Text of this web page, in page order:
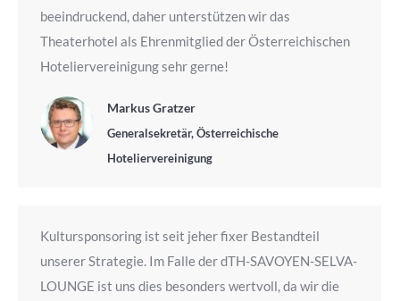
beeindruckend, daher unterstützen wir das
Theaterhotel als Ehrenmitglied der Österreichischen
Hoteliervereinigung sehr gerne!
Markus Gratzer
Generalsekretär, Österreichische
Hoteliervereinigung
Kultursponsoring ist seit jeher fixer Bestandteil
unserer Strategie. Im Falle der dTH-SAVOYEN-SELVA-
LOUNGE ist uns dies besonders wertvoll, da wir die